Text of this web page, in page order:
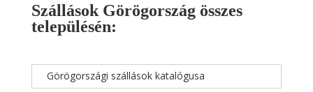
Szállások Görögország összes
településén:
Görögországi szállások katalógusa